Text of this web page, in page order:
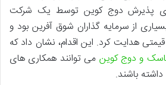
پذیرش دوج کوین توسط یک شرکت
از سرمایه گذاران شوق آفرین بود و
هدایت کرد. این اقدام، نشان داد که
و دوج کوین می توانند همکاری های
باشند.